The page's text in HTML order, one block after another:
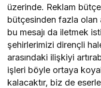
üzerinde. Reklam
bütçesinden fazla olan
bu mesajı da iletmek
şehirlerimizi dirençli
arasındaki ilişkiyi
işleri böyle ortaya
kalacaktır, biz de